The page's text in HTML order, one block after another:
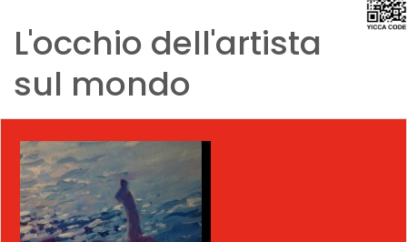
L'occhio dell'artista
sul mondo